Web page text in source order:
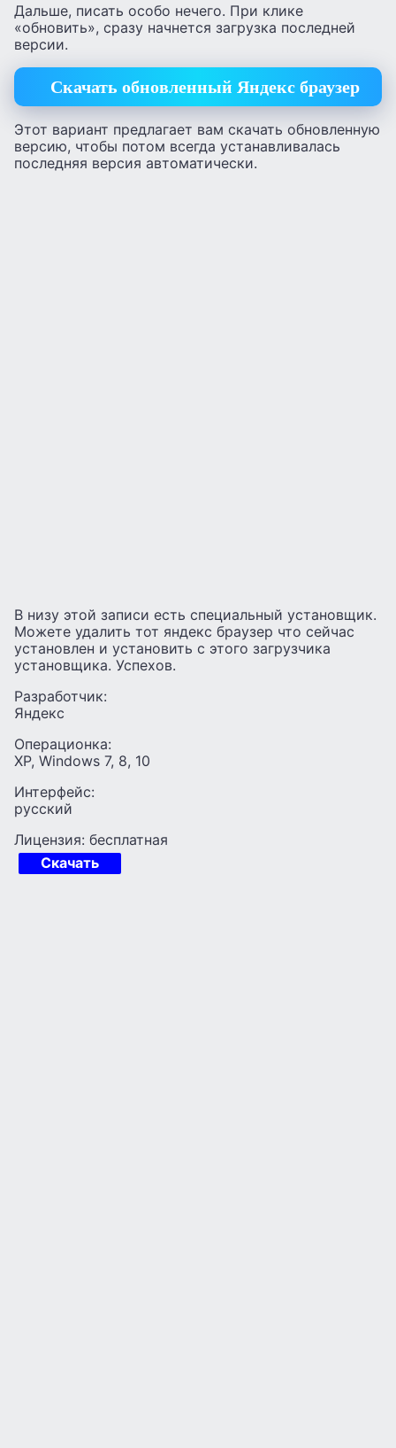
Дальше, писать особо нечего. При клике
«обновить», сразу начнется загрузка последней
версии.
Скачать обновленный Яндекс браузер
Этот вариант предлагает вам скачать обновленную
версию, чтобы потом всегда устанавливалась
последняя версия автоматически.
В низу этой записи есть специальный установщик.
Можете удалить тот яндекс браузер что сейчас
установлен и установить с этого загрузчика
установщика. Успехов.
Разработчик:
Яндекс
Операционка:
XP, Windows 7, 8, 10
Интерфейс:
русский
Лицензия: бесплатная
Скачать